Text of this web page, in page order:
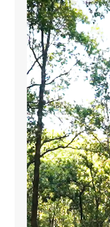
Player